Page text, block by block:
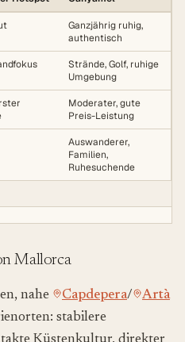
Ganzjährig ruhig,
authentisch
Strände, Golf, ruhige
Umgebung
Moderater, gute
Preis-Leistung
Auswanderer,
Familien,
Ruhesuchende
Mallorca
nahe Capdepera/
Artà
stabilere